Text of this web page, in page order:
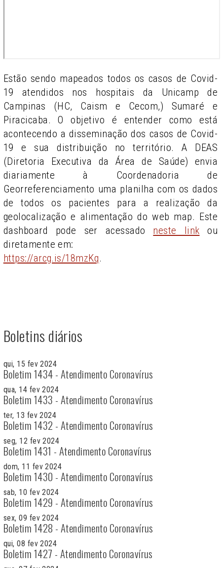
Estão sendo mapeados todos os casos de Covid-
19 atendidos nos hospitais da Unicamp de
Campinas (HC, Caism e Cecom,) Sumaré e
Piracicaba. O objetivo é entender como está
acontecendo a disseminação dos casos de Covid-
19 e sua distribuição no território. A DEAS
(Diretoria Executiva da Área de Saúde) envia
diariamente à Coordenadoria de
Georreferenciamento uma planilha com os dados
de todos os pacientes para a realização da
geolocalização e alimentação do web map. Este
dashboard pode ser acessado neste link ou
diretamente em:
https://arcg.is/18mzKq.
Boletins diários
qui, 15 fev 2024
Boletim 1434 - Atendimento Coronavírus
qua, 14 fev 2024
Boletim 1433 - Atendimento Coronavírus
ter, 13 fev 2024
Boletim 1432 - Atendimento Coronavírus
seg, 12 fev 2024
Boletim 1431 - Atendimento Coronavírus
dom, 11 fev 2024
Boletim 1430 - Atendimento Coronavírus
sab, 10 fev 2024
Boletim 1429 - Atendimento Coronavírus
sex, 09 fev 2024
Boletim 1428 - Atendimento Coronavírus
qui, 08 fev 2024
Boletim 1427 - Atendimento Coronavírus